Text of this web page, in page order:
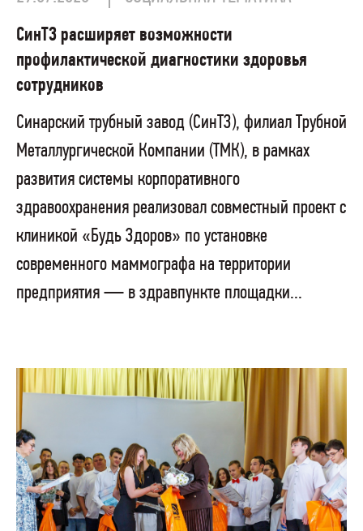
СинТЗ расширяет возможности
профилактической диагностики здоровья
сотрудников
Синарский трубный завод (СинТЗ), филиал Трубной
Металлургической Компании (ТМК), в рамках
развития системы корпоративного
здравоохранения реализовал совместный проект с
клиникой «Будь Здоров» по установке
современного маммографа на территории
предприятия — в здравпункте площадки...